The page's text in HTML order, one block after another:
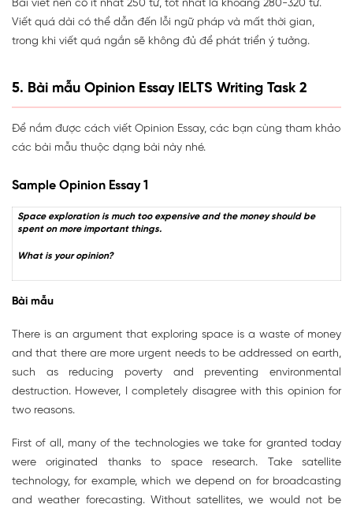
Bài viết nên có ít nhất 250 từ, tốt nhất là khoảng 280-320 từ.
Viết quá dài có thể dẫn đến lỗi ngữ pháp và mất thời gian,
trong khi viết quá ngắn sẽ không đủ để phát triển ý tưởng.
5. Bài mẫu Opinion Essay IELTS Writing Task 2
Để nắm được cách viết Opinion Essay, các bạn cùng tham khảo
các bài mẫu thuộc dạng bài này nhé.
Sample Opinion Essay 1
Space exploration is much too expensive and the money should be
spent on more important things.
What is your opinion?
Bài mẫu
There is an argument that exploring space is a waste of money
and that there are more urgent needs to be addressed on earth,
such as reducing poverty and preventing environmental
destruction. However, I completely disagree with this opinion for
two reasons.
First of all, many of the technologies we take for granted today
were originated thanks to space research. Take satellite
technology, for example, which we depend on for broadcasting
and weather forecasting. Without satellites, we would not be